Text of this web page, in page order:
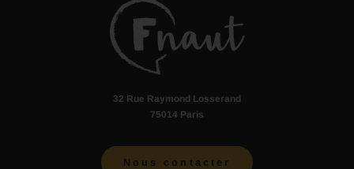
32 Rue Raymond Losserand
75014 Paris
Nous contacter